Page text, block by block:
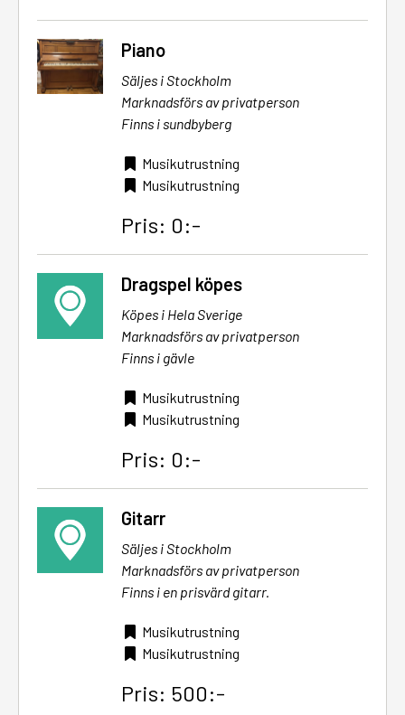
Piano
Säljes i Stockholm
Marknadsförs av privatperson
Finns i sundbyberg
Musikutrustning
Musikutrustning
Pris: 0:-
Dragspel köpes
Köpes i Hela Sverige
Marknadsförs av privatperson
Finns i gävle
Musikutrustning
Musikutrustning
Pris: 0:-
Gitarr
Säljes i Stockholm
Marknadsförs av privatperson
Finns i en prisvärd gitarr.
Musikutrustning
Musikutrustning
Pris: 500:-